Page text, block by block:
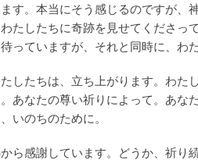
す。本当にそう感じるのですが、
たしたちに奇跡を見せてくださっ
っていますが、それと同時に、わ
したちは、立ち上がります。わた
。あなたの尊い祈りによって。あな
いのちのために。
ら感謝しています。どうか、祈り